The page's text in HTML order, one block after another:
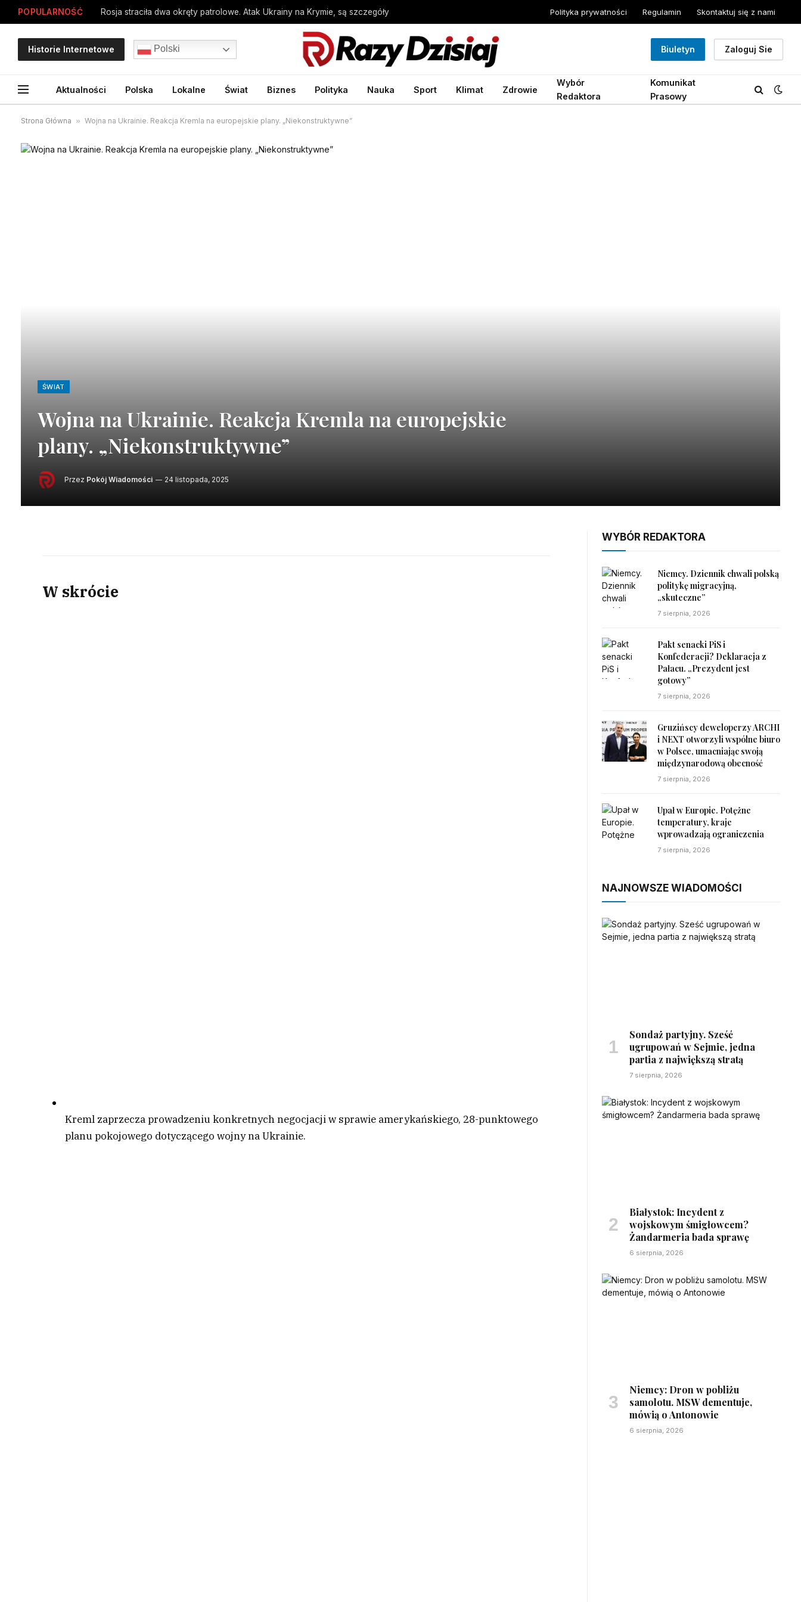
POPULARNOŚĆ Rosja straciła dwa okręty patrolowe. Atak Ukrainy na Krymie, są szczegóły Polityka prywatności Regulamin Skontaktuj się z nami
Historie Internetowe Polski Biuletyn Zaloguj Sie
Aktualności Polska Lokalne Świat Biznes Polityka Nauka Sport Klimat Zdrowie
Wybór
Redaktora
Komunikat
Prasowy
Strona Główna » Wojna na Ukrainie. Reakcja Kremla na europejskie plany. „Niekonstruktywne”
ŚWIAT
Wojna na Ukrainie. Reakcja Kremla na europejskie
plany. „Niekonstruktywne”
Przez Pokój Wiadomości 24 listopada, 2025
W skrócie
Kreml zaprzecza prowadzeniu konkretnych negocjacji w sprawie amerykańskiego, 28-punktowego
planu pokojowego dotyczącego wojny na Ukrainie.
WYBÓR REDAKTORA
Niemcy. Dziennik chwali polską
politykę migracyjną,
„skuteczne”
7 sierpnia, 2026
Pakt senacki PiS i
Konfederacji? Deklaracja z
Pałacu. „Prezydent jest
gotowy”
7 sierpnia, 2026
Gruzińscy deweloperzy ARCHI
i NEXT otworzyli wspólne biuro
w Polsce, umacniając swoją
międzynarodową obecność
7 sierpnia, 2026
Upał w Europie. Potężne
temperatury, kraje
wprowadzają ograniczenia
7 sierpnia, 2026
NAJNOWSZE WIADOMOŚCI
Sondaż partyjny. Sześć
ugrupowań w Sejmie, jedna
partia z największą stratą
7 sierpnia, 2026
Białystok: Incydent z
wojskowym śmigłowcem?
Żandarmeria bada sprawę
6 sierpnia, 2026
Niemcy: Dron w pobliżu
samolotu. MSW dementuje,
mówią o Antonowie
6 sierpnia, 2026